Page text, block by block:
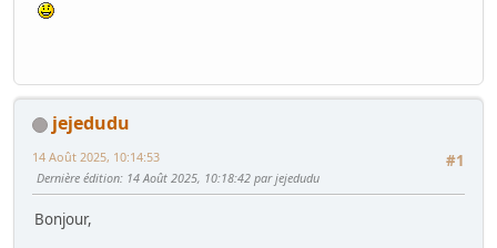
jejedudu
#1
14 Août 2025, 10:14:53
Dernière édition: 14 Août 2025, 10:18:42 par jejedudu
Bonjour,